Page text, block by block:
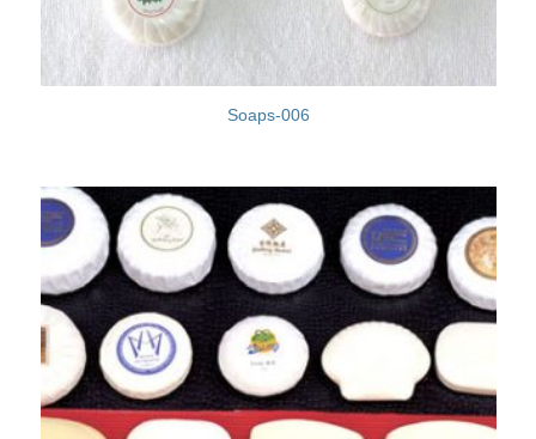
Soaps-006